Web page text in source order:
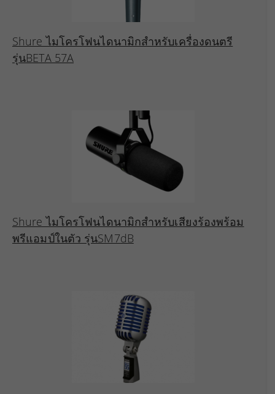
Shure ไมโครโฟนไดนามิกสำหรับเครื่องดนตรี
รุ่นBETA 57A
Shure ไมโครโฟนไดนามิกสำหรับเสียงร้องพร้อม
พรีแอมป์ในตัว รุ่นSM7dB